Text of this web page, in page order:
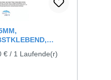
€ / 1 Laufende(r)